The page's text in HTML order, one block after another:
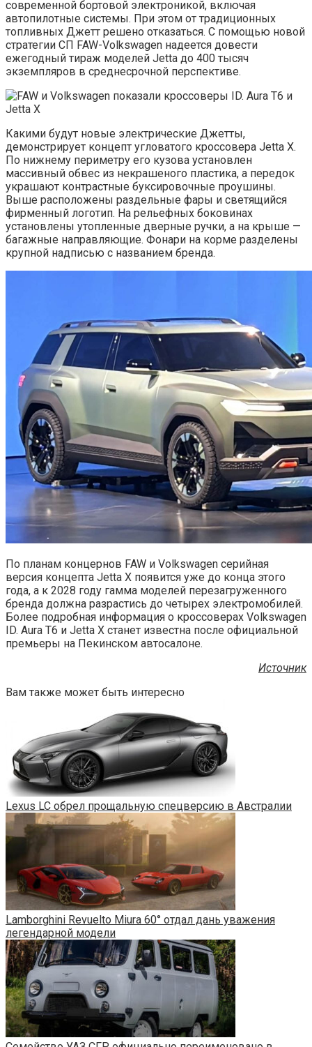
современной бортовой электроникой, включая
автопилотные системы. При этом от традиционных
топливных Джетт решено отказаться. С помощью новой
стратегии СП FAW-Volkswagen надеется довести
ежегодный тираж моделей Jettа до 400 тысяч
экземпляров в среднесрочной перспективе.
Какими будут новые электрические Джетты,
демонстрирует концепт угловатого кроссовера Jettа X.
По нижнему периметру его кузова установлен
массивный обвес из некрашеного пластика, а передок
украшают контрастные буксировочные проушины.
Выше расположены раздельные фары и светящийся
фирменный логотип. На рельефных боковинах
установлены утопленные дверные ручки, а на крыше —
багажные направляющие. Фонари на корме разделены
крупной надписью с названием бренда.
По планам концернов FAW и Volkswagen серийная
версия концепта Jettа X появится уже до конца этого
года, а к 2028 году гамма моделей перезагруженного
бренда должна разрастись до четырех электромобилей.
Более подробная информация о кроссоверах Volkswagen
ID. Aura T6 и Jettа X станет известна после официальной
премьеры на Пекинском автосалоне.
Источник
Вам также может быть интересно
Lexus LC обрел прощальную спецверсию в Австралии
Lamborghini Revuelto Miura 60° отдал дань уважения
легендарной модели